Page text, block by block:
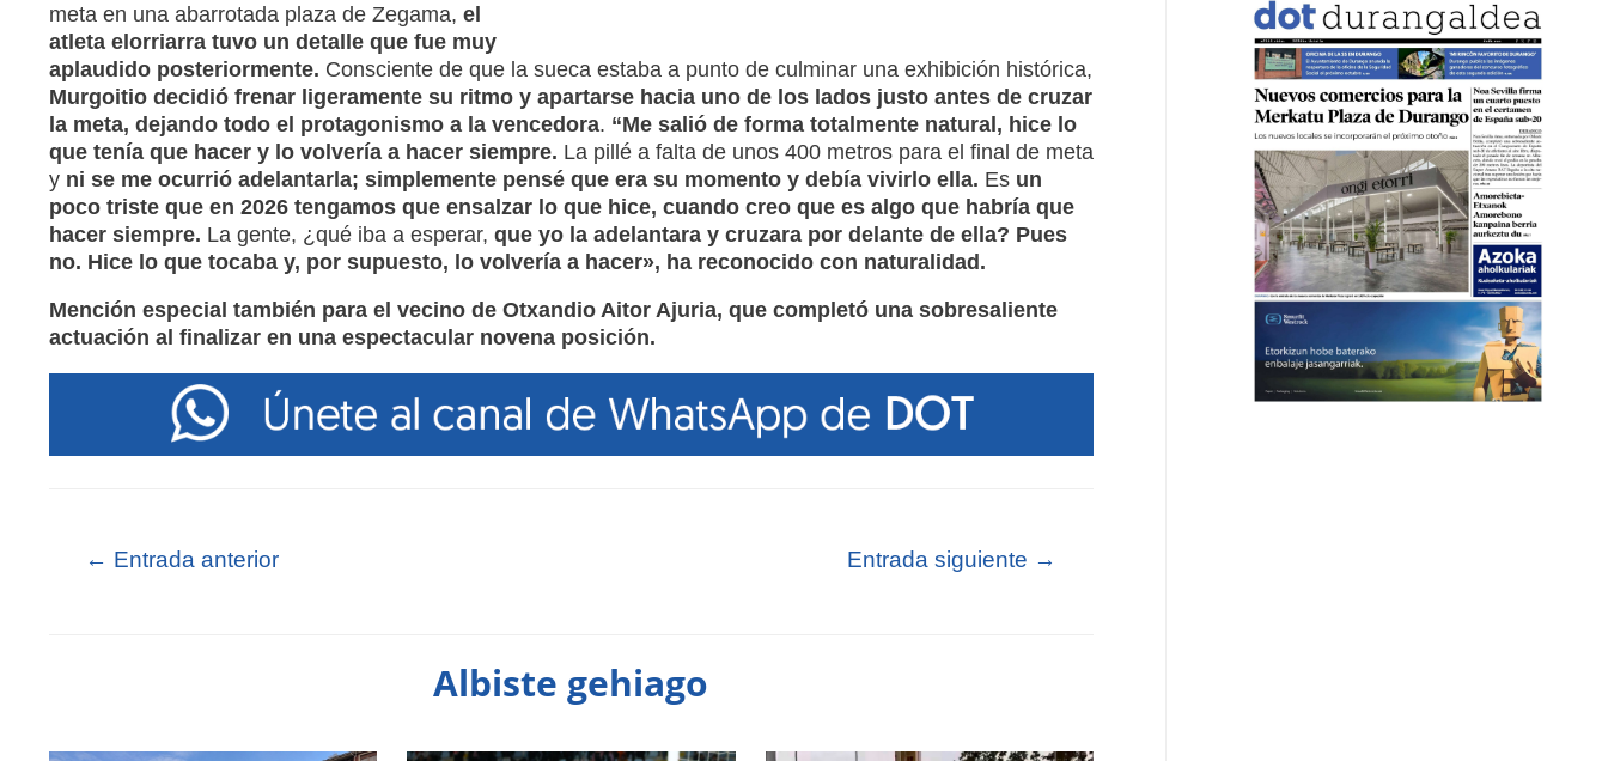
meta en una abarrotada plaza de Zegama, el
atleta elorriarra tuvo un detalle que fue muy
aplaudido posteriormente. Consciente de que la sueca estaba a punto de culminar una exhibición histórica,
Murgoitio decidió frenar ligeramente su ritmo y apartarse hacia uno de los lados justo antes de cruzar
la meta, dejando todo el protagonismo a la vencedora. “Me salió de forma totalmente natural, hice lo
que tenía que hacer y lo volvería a hacer siempre. La pillé a falta de unos 400 metros para el final de meta
y ni se me ocurrió adelantarla; simplemente pensé que era su momento y debía vivirlo ella. Esun
poco triste que en 2026 tengamos que ensalzar lo que hice, cuando creo que es algo que habría que
hacer siempre. La gente, ¿qué iba a esperar, que yo la adelantara y cruzara por delante de ella? Pues
no. Hice lo que tocaba y, por supuesto, lo volvería a hacer», ha reconocido con naturalidad.
Mención especial también para el vecino de Otxandio Aitor Ajuria, que completó una sobresaliente
actuación al finalizar en una espectacular novena posición.
← Entrada anterior Entrada siguiente →
Albiste gehiago